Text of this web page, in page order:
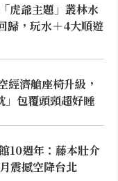
虎爺主題」叢林水
歸，玩水＋4大順遊
經濟艙座椅升級，
包覆頭頸超好睡
10週年：藤本壯介
震撼空降台北